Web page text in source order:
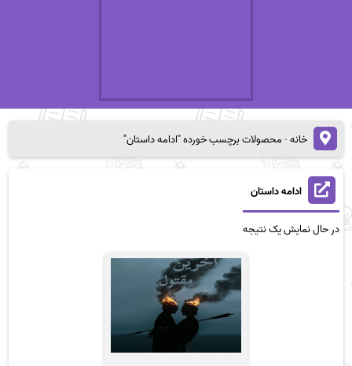
خانه-محصولات برچسب خورده "ادامه داستان"
ادامه داستان
در حال نمایش یک نتیجه